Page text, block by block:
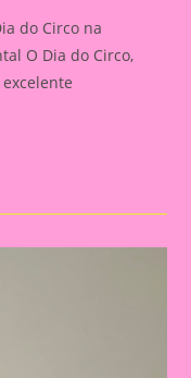
do Circo na
O Dia do Circo,